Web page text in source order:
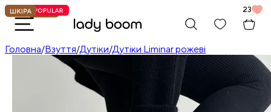
Головна/Взуття/Дутіки/Дутіки Liminar рожеві
23